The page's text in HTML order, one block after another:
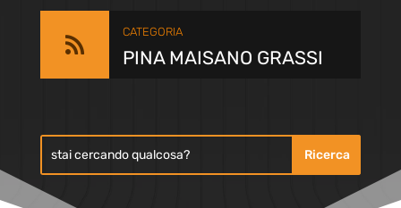

CATEGORIA
PINA MAISANO GRASSI